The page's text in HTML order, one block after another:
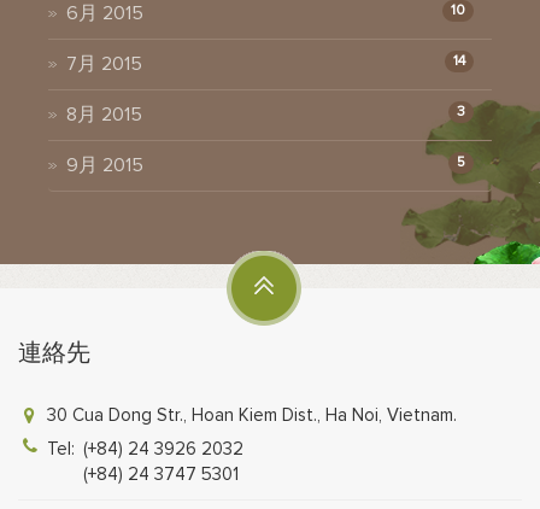
6月 2015 10
7月 2015 14
8月 2015 3
9月 2015 5
連絡先
30 Cua Dong Str., Hoan Kiem Dist., Ha Noi, Vietnam.
Tel: (+84) 24 3926 2032
(+84) 24 3747 5301